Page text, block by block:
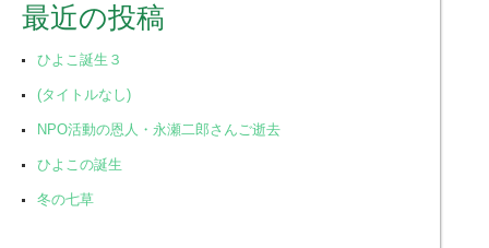
最近の投稿
ひよこ誕生３
(タイトルなし)
NPO活動の恩人・永瀬二郎さんご逝去
ひよこの誕生
冬の七草